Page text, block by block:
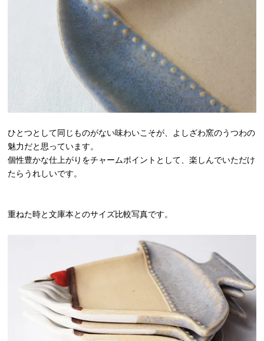
ひとつとして同じものがない味わいこそが、よしざわ窯のうつわの
魅力だと思っています。
個性豊かな仕上がりをチャームポイントとして、楽しんでいただけ
たらうれしいです。
重ねた時と文庫本とのサイズ比較写真です。